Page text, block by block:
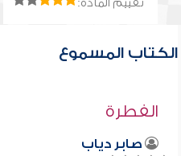
تقييم المادة:
الكتاب المسموع
الفطرة
صابر دياب